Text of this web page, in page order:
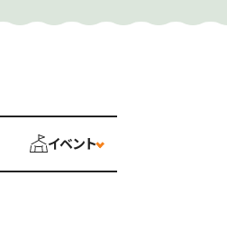
イベント